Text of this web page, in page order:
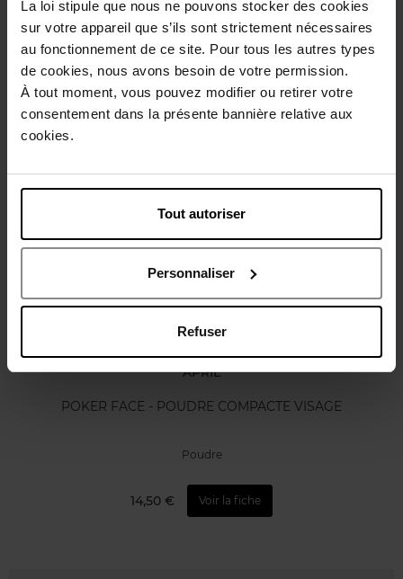
La loi stipule que nous ne pouvons stocker des cookies
sur votre appareil que s’ils sont strictement nécessaires
au fonctionnement de ce site. Pour tous les autres types
de cookies, nous avons besoin de votre permission.
À tout moment, vous pouvez modifier ou retirer votre
consentement dans la présente bannière relative aux
cookies.
Tout autoriser
Personnaliser
Refuser
Description
Caractéristiques
Avis client
Nouveauté
APRIL
POKER FACE - POUDRE COMPACTE VISAGE
Poudre
14,50 € Voir la fiche